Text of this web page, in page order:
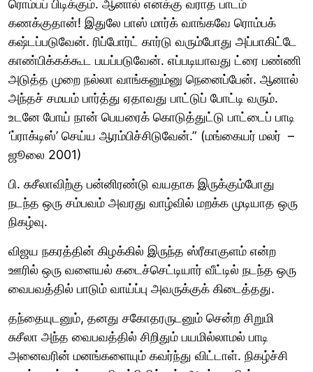
ரொம்பப் பிடிக்கும். ஆனால் எனக்கு வராத பாடம்
கணக்குதான்! இதுலே பாஸ் மார்க் வாங்கவே ரொம்பக்
கஷ்டப்படுவேன். ரிப்போர்ட் கார்டு வரும்போது அப்பாகிட்டே
காண்பிக்கக்கூட பயப்படுவேன். எப்படியாவது ட்ரை பண்ணி
அடுத்த முறை நல்லா வாங்கனும்னு நெனைப்பேன். ஆனால்
அந்தச் சமயம் பார்த்து ஏதாவது பாட்டுப் போட்டி வரும்.
உடனே போய் நான் பெயரைக் கொடுத்துட்டு பாட்டைப் பாடி
‘ப்ராக்டிஸ்’ செய்ய ஆரம்பிச்சிடுவேன்.” (மங்கையர் மலர் –
ஜூலை 2001)
பி. சுசீலாவிற்கு பன்னிரண்டு வயதாக இருக்கும்போது
நடந்த ஒரு சம்பவம் அவரது வாழ்வில் மறக்க முடியாத ஒரு
நிகழ்வு.
விஜய நகரத்தின் கிழக்கில் இருந்த ஸ்ரீகாகுளம் என்ற
ஊரில் ஒரு வளையல் கடைச்செட்டியார் வீட்டில் நடந்த ஒரு
வைபவத்தில் பாடும் வாய்ப்பு அவருக்குக் கிடைத்தது.
தந்தையுடனும், தனது சகோதரருடனும் சென்ற சிறுமி
சுசீலா அந்த வைபவத்தில் சிறிதும் பயமில்லாமல் பாடி
அனைவரின் மனங்களையும் கவர்ந்து விட்டாள். நிகழ்ச்சி